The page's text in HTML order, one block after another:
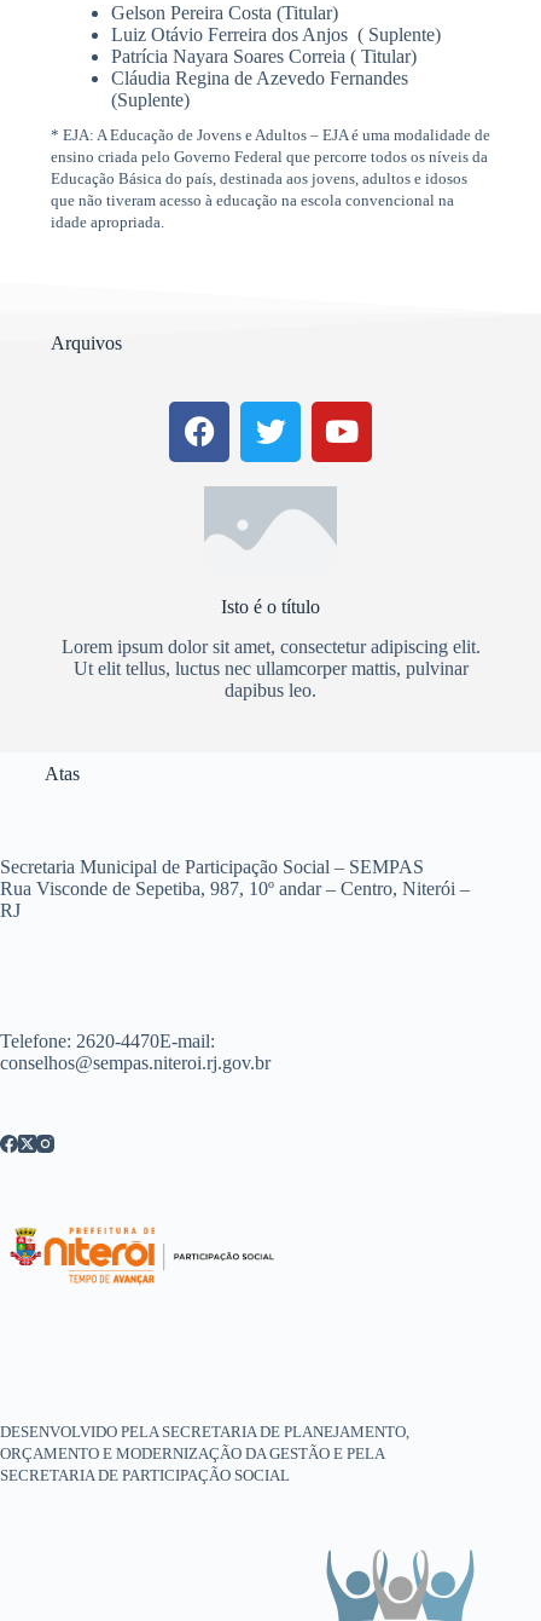
Gelson Pereira Costa (Titular)
Luiz Otávio Ferreira dos Anjos ( Suplente)
Patrícia Nayara Soares Correia ( Titular)
Cláudia Regina de Azevedo Fernandes
(Suplente)
* EJA: A Educação de Jovens e Adultos – EJA é uma modalidade de
ensino criada pelo Governo Federal que percorre todos os níveis da
Educação Básica do país, destinada aos jovens, adultos e idosos
que não tiveram acesso à educação na escola convencional na
idade apropriada.
Arquivos
Isto é o título
Lorem ipsum dolor sit amet, consectetur adipiscing elit.
Ut elit tellus, luctus nec ullamcorper mattis, pulvinar
dapibus leo.
Atas
Secretaria Municipal de Participação Social – SEMPAS
Rua Visconde de Sepetiba, 987, 10º andar – Centro, Niterói –
RJ
Telefone: 2620-4470E-mail:
conselhos@sempas.niteroi.rj.gov.br
DESENVOLVIDO PELA SECRETARIA DE PLANEJAMENTO,
ORÇAMENTO E MODERNIZAÇÃO DA GESTÃO E PELA
SECRETARIA DE PARTICIPAÇÃO SOCIAL